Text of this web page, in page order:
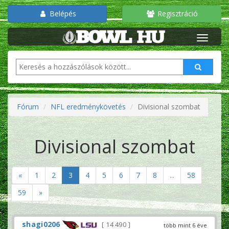
Belépés Regisztráció
Fórum NFL eredménykövetés Divisional szombat
Divisional szombat
« 1 2 3 4 5 6 7 8 ...
58
59
»
több mint 6 éve
shagi0206 14 490